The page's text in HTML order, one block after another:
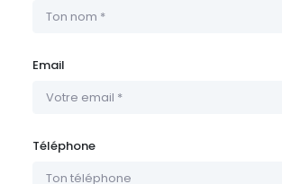
Email
Téléphone